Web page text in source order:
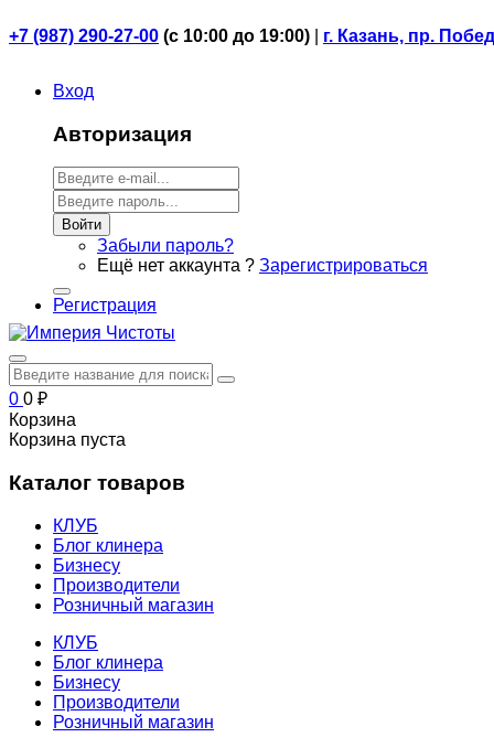
+7 (987) 290-27-00 (с 10:00 до 19:00) г. Казань, пр.
Вход
Авторизация
Войти
Забыли пароль?
Ещё нет аккаунта ? Зарегистрироваться
Регистрация
0 0 ₽
Корзина
Корзина пуста
Каталог товаров
КЛУБ
Блог клинера
Бизнесу
Производители
Розничный магазин
КЛУБ
Блог клинера
Бизнесу
Производители
Розничный магазин